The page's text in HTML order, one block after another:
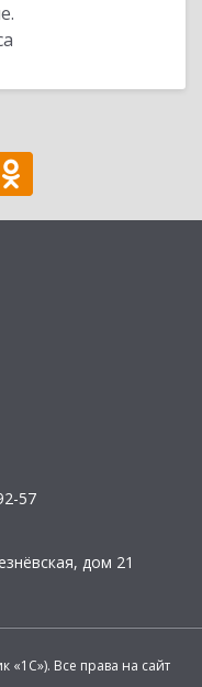
57
дом 21
Все права на сайт